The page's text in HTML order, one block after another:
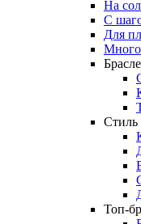
На
С
Для
Стиль
Топ-